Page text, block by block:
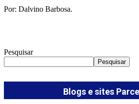
Por: Dalvino Barbosa.
Pesquisar
Pesquisar
Blogs e sites